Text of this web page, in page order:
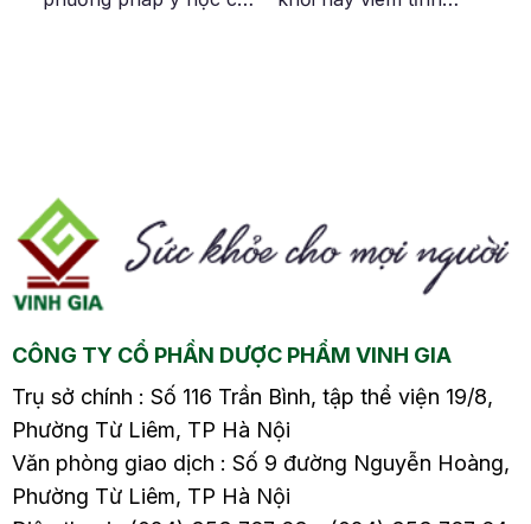
mang lại hiệu quả cao
trong việc giảm chóng
mặt, buồn nôn và cải
thiện sức khỏe. Hãy
cách chữa rối loạn tiền
đình bằng diện chẩn
trong bài viết này.
hưởng. Tìm hiểu
nguyên nhân, biến
chứng và cách điều trị
từ sớm trong bài viết
sau nhé.
CÔNG TY CỔ PHẦN DƯỢC PHẨM VINH GIA
Trụ sở chính : Số 116 Trần Bình, tập thể viện 19/8,
Phường Từ Liêm, TP Hà Nội
Văn phòng giao dịch : Số 9 đường Nguyễn Hoàng,
Phường Từ Liêm, TP Hà Nội